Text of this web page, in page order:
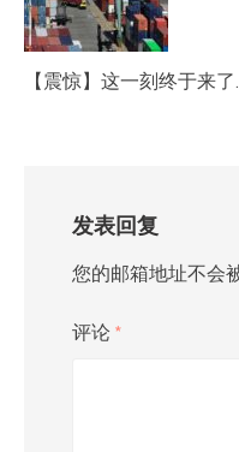
【震惊】这一刻终于来
发表回复
您的邮箱地址不会
评论 *